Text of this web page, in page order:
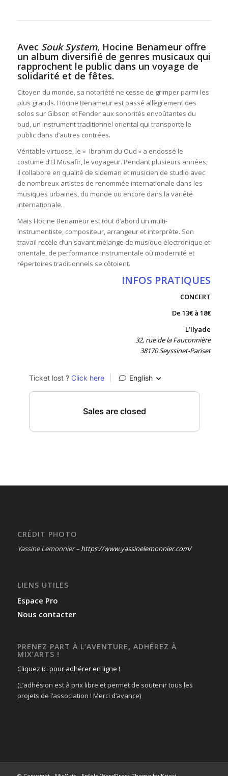
Avec Souk System, Hocine Benameur offre
un album diversifié de genres musicaux qui
rapprochent le public dans un voyage de
solidarité et de fêtes.
Citoyen du monde, sa notoriété ne cesse de grimper parmi les
plus grands. Hocine Benameur est passé allègrement des
solos sur Gibson et Fender aux sonorités envoûtantes du
oud, un instrument traditionnel oriental qui transporte le
public dans d’autres contrées.
Véritable virtuose, le « Ibrahim du Oud » a endossé le
costume d’El Musafir, le voyageur. Pendant plusieurs années,
il collabore en qualité de sideman et musicien de studio avec
de nombreux artistes de renommée internationale dans les
musiques urbaines, du monde ou encore dans la variété
internationale.
Mais Hocine Benameur est tout d’abord un multi-
instrumentiste, compositeur, arrangeur et interprète. Son
travail recèle d’un savant mélange de musique électronique et
orientale, de performance instrumentale où modernité et
répertoires traditionnels se côtoient.
INFOS PRATIQUES
CONCERT
De 13€ à 18€
L’Ilyade
32, rue de la Fauconnière
38170 Seyssinet-Pariset
CRÉDIT PHOTO
Yassine Lemonnier – https://www.yassinelemonnier.com/
LIENS UTILES
Espace Pro
Nous contacter
PRENEZ PART À L’AVENTURE, ADHÉREZ À
MIX’ARTS !
Cliquez ici pour adhérer en ligne !
(L’adhésion est à prix libre et permet de soutenir tous les
projets de l’association ! Merci d’avance)